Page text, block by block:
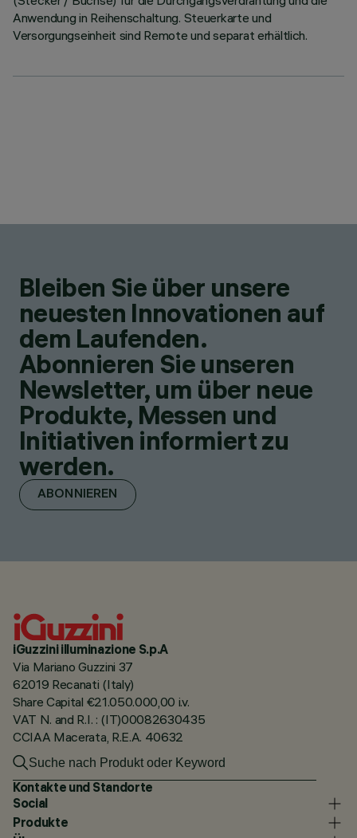
Anwendung in Reihenschaltung. Steuerkarte und
Versorgungseinheit sind Remote und separat erhältlich.
Bleiben Sie über unsere
neuesten Innovationen auf
dem Laufenden.
Abonnieren Sie unseren
Newsletter, um über neue
Produkte, Messen und
Initiativen informiert zu
werden.
ABONNIEREN
iGuzzini illuminazione S.p.A
Via Mariano Guzzini 37
62019 Recanati (Italy)
Share Capital €21.050.000,00 i.v.
VAT N. and R.I. : (IT)00082630435
CCIAA Macerata, R.E.A. 40632
Kontakte und Standorte
Social
Produkte